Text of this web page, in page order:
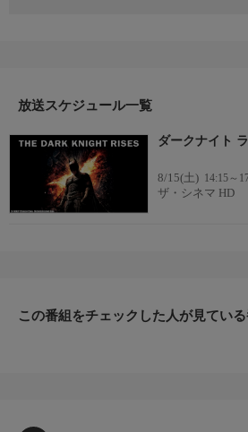
【監督】クリストファー・ノーラン
ールドマン、マイケル・ケイン、アン・
放送スケジュール一覧
ダークナイト
8/15(土) 14:15～
ザ・シネマ HD
この番組をチェックした人が見ている